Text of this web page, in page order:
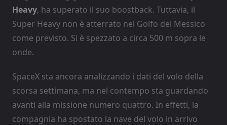
Heavy, ha superato il suo boostback. Tuttavia, il
Super Heavy non è atterrato nel Golfo del Messico
come previsto. Si è spezzato a circa 500 m sopra le
onde.
SpaceX sta ancora analizzando i dati del volo della
scorsa settimana, ma nel contempo sta guardando
avanti alla missione numero quattro. In effetti, la
compagnia ha spostato la nave del volo in arrivo